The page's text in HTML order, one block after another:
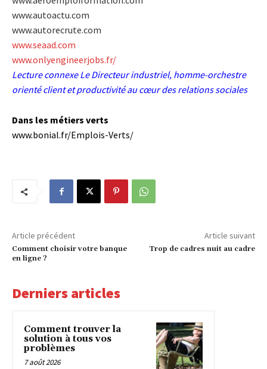
www.autoactu.com
www.autorecrute.com
www.seaad.com
www.onlyengineerjobs.fr/
Lecture connexeLe Directeur industriel, homme-orchestre
orienté client et productivité au cœur des relations sociales
Dans les métiers verts
www.bonial.fr/Emplois-Verts/
Article précédent
Comment choisir votre banque
en ligne ?
Article suivant
Trop de cadres nuit au cadre
Derniers articles
Comment trouver la
solution à tous vos
problèmes
7 août 2026